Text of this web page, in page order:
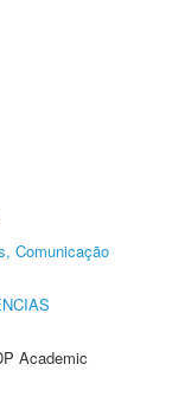
Comunicação
Academic